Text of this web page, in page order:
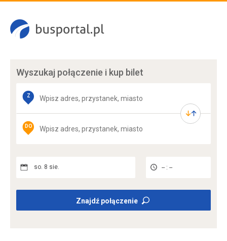
Wyszukaj połączenie i kup bilet
Z
DO
so. 8 sie. -- : --
Znajdź połączenie